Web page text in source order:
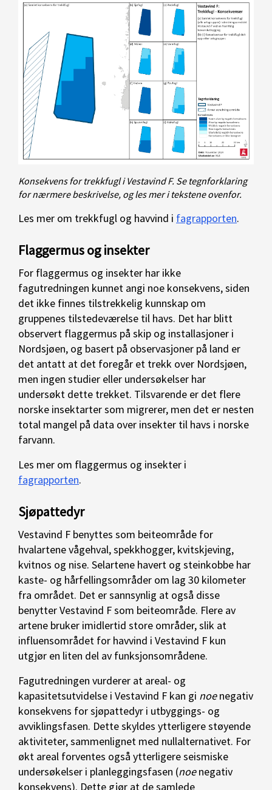
Konsekvens for trekkfugl i Vestavind F. Se tegnforklaring
for nærmere beskrivelse, og les mer i tekstene ovenfor.
Les mer om trekkfugl og havvind i fagrapporten.
Flaggermus og insekter
For flaggermus og insekter har ikke
fagutredningen kunnet angi noe konsekvens, siden
det ikke finnes tilstrekkelig kunnskap om
gruppenes tilstedeværelse til havs. Det har blitt
observert flaggermus på skip og installasjoner i
Nordsjøen, og basert på observasjoner på land er
det antatt at det foregår et trekk over Nordsjøen,
men ingen studier eller undersøkelser har
undersøkt dette trekket. Tilsvarende er det flere
norske insektarter som migrerer, men det er nesten
total mangel på data over insekter til havs i norske
farvann.
Les mer om flaggermus og insekter i
fagrapporten.
Sjøpattedyr
Vestavind F benyttes som beiteområde for
hvalartene vågehval, spekkhogger, kvitskjeving,
kvitnos og nise. Selartene havert og steinkobbe har
kaste- og hårfellingsområder om lag 30 kilometer
fra området. Det er sannsynlig at også disse
benytter Vestavind F som beiteområde. Flere av
artene bruker imidlertid store områder, slik at
influensområdet for havvind i Vestavind F kun
utgjør en liten del av funksjonsområdene.
Fagutredningen vurderer at areal- og
kapasitetsutvidelse i Vestavind F kan gi noenegativ
konsekvens for sjøpattedyr i utbyggings- og
avviklingsfasen. Dette skyldes ytterligere støyende
aktiviteter, sammenlignet med nullalternativet. For
økt areal forventes også ytterligere seismiske
undersøkelser i planleggingsfasen (noenegativ
konsekvens). Dette gjør at de samlede